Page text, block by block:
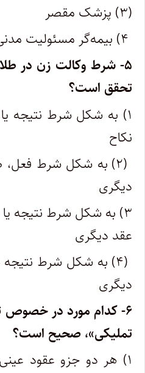
(۳) پزشک مقصر
۵- شرط وکالت زن در
تحقق است؟
۱) به شکل شرط نتیجه
نکاح
(۲) به شکل شرط
دیگری
۳) به شکل شرط نتیجه
عقد دیگری
(۴) به شکل شرط
دیگری
۶- کدام مورد در خصوص
تملیکی»، صحیح است؟
۱) هر دو جزو عقود